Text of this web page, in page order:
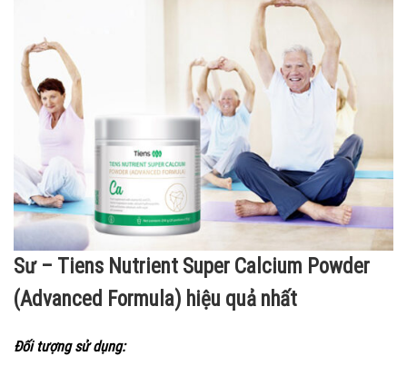
Sư – Tiens Nutrient Super Calcium Powder
(Advanced Formula) hiệu quả nhất
Đối tượng sử dụng: